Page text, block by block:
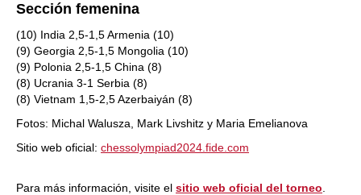
Sección femenina
(10) India 2,5-1,5 Armenia (10)
(9) Georgia 2,5-1,5 Mongolia (10)
(9) Polonia 2,5-1,5 China (8)
(8) Ucrania 3-1 Serbia (8)
(8) Vietnam 1,5-2,5 Azerbaiyán (8)
Fotos: Michal Walusza, Mark Livshitz y Maria Emelianova
Sitio web oficial: chessolympiad2024.fide.com
Para más información, visite el sitio web oficial del torneo